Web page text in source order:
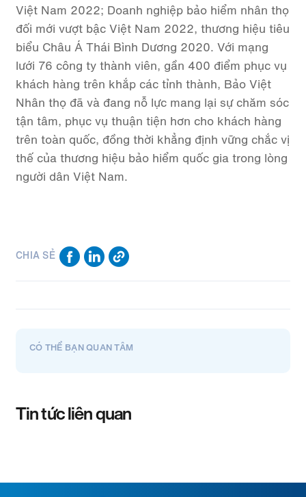
Việt Nam 2022; Doanh nghiệp bảo hiểm nhân thọ
đối mới vượt bậc Việt Nam 2022, thương hiệu tiêu
biểu Châu Á Thái Bình Dương 2020. Với mạng
lưới 76 công ty thành viên, gần 400 điểm phục vụ
khách hàng trên khắp các tỉnh thành, Bảo Việt
Nhân thọ đã và đang nỗ lực mang lại sự chăm sóc
tận tâm, phục vụ thuận tiện hơn cho khách hàng
trên toàn quốc, đồng thời khẳng định vững chắc vị
thế của thương hiệu bảo hiểm quốc gia trong lòng
người dân Việt Nam.
CHIA SẺ
CÓ THỂ BẠN QUAN TÂM
Tin tức liên quan